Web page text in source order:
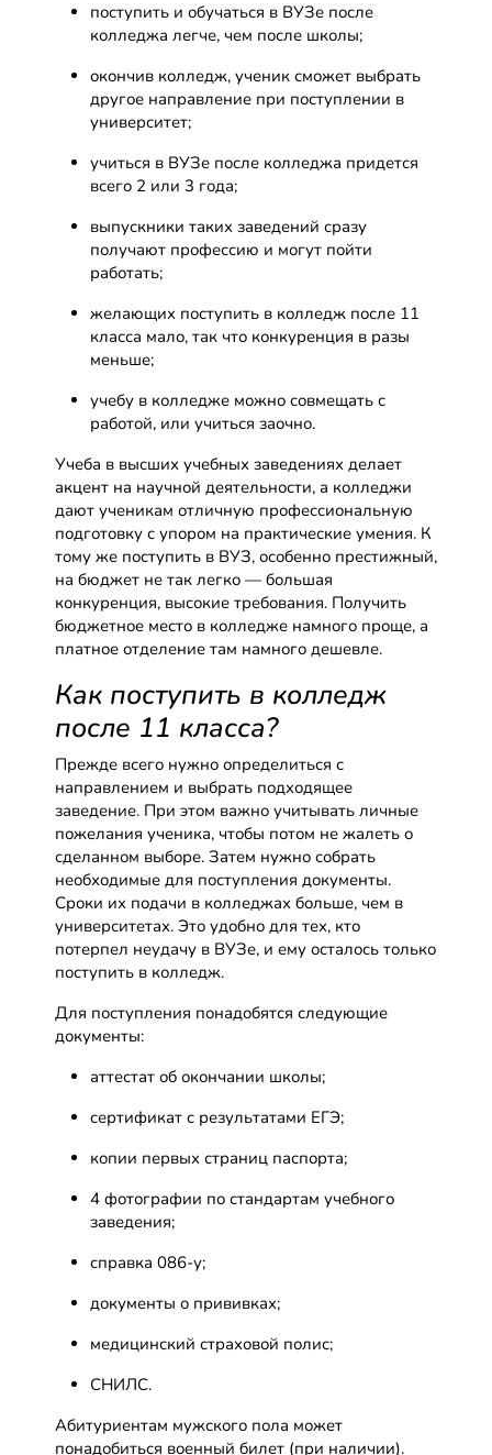
поступить и обучаться в ВУЗе после
колледжа легче, чем после школы;
окончив колледж, ученик сможет выбрать
другое направление при поступлении в
университет;
учиться в ВУЗе после колледжа придется
всего 2 или 3 года;
выпускники таких заведений сразу
получают профессию и могут пойти
работать;
желающих поступить в колледж после 11
класса мало, так что конкуренция в разы
меньше;
учебу в колледже можно совмещать с
работой, или учиться заочно.
Учеба в высших учебных заведениях делает
акцент на научной деятельности, а колледжи
дают ученикам отличную профессиональную
подготовку с упором на практические умения. К
тому же поступить в ВУЗ, особенно престижный,
на бюджет не так легко — большая
конкуренция, высокие требования. Получить
бюджетное место в колледже намного проще, а
платное отделение там намного дешевле.
Как поступить в колледж
после 11 класса?
Прежде всего нужно определиться с
направлением и выбрать подходящее
заведение. При этом важно учитывать личные
пожелания ученика, чтобы потом не жалеть о
сделанном выборе. Затем нужно собрать
необходимые для поступления документы.
Сроки их подачи в колледжах больше, чем в
университетах. Это удобно для тех, кто
потерпел неудачу в ВУЗе, и ему осталось только
поступить в колледж.
Для поступления понадобятся следующие
документы:
аттестат об окончании школы;
сертификат с результатами ЕГЭ;
копии первых страниц паспорта;
4 фотографии по стандартам учебного
заведения;
справка 086-у;
документы о прививках;
медицинский страховой полис;
СНИЛС.
Абитуриентам мужского пола может
понадобиться военный билет (при наличии).